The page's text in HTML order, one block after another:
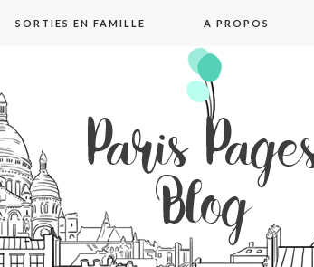
SORTIES EN FAMILLE A PROPOS
blog